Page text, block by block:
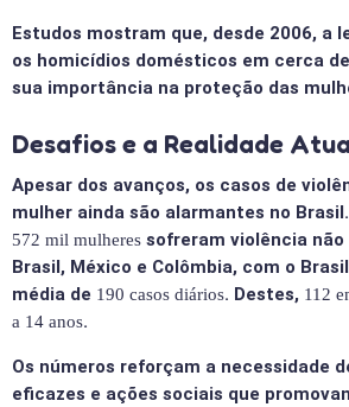
Estudos mostram que, desde 2006, a
os homicídios domésticos em cerca de
sua importância na proteção das
Desafios e a Realidade
Apesar dos avanços, os casos de
mulher ainda são alarmantes no
572 mil mulheres sofreram violência
Brasil, México e Colômbia, com o
média de 190 casos diários. Destes, 112
a 14 anos.
Os números reforçam a necessidade
eficazes e ações sociais que